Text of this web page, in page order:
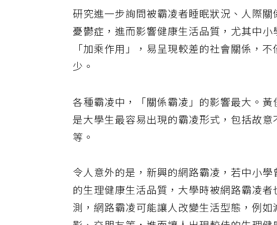
研究進一步詢問被霸凌者睡眠狀況、人際
憂鬱症，進而影響健康生活品質，尤其中
「加乘作用」，易呈現較差的社會關係，
少。
各種霸凌中，「關係霸凌」的影響最大。
是大學生最容易出現的霸凌形式，包括故
等。
令人意外的是，新興的網路霸凌，若中小
的生理健康生活品質，大學時被網路霸凌
測，網路霸凌可能讓人改變生活型態，例